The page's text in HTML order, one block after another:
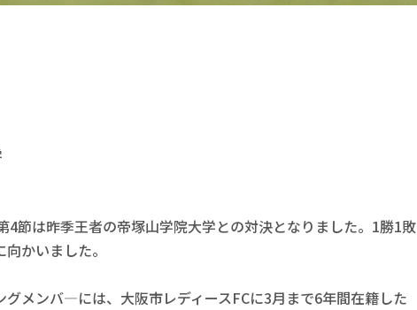
4節は昨季王者の帝塚山学院大学との対決となりました。1勝1敗
かいました。
メンバ―には、大阪市レディースFCに3月まで6年間在籍した